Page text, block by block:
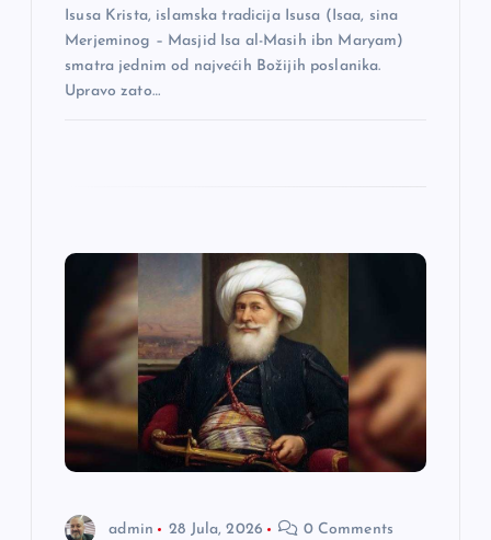
Isusa Krista, islamska tradicija Isusa (Isaa, sina
Merjeminog – Masjid Isa al-Masih ibn Maryam)
smatra jednim od najvećih Božijih poslanika.
Upravo zato…
admin 28 Jula, 2026 0 Comments